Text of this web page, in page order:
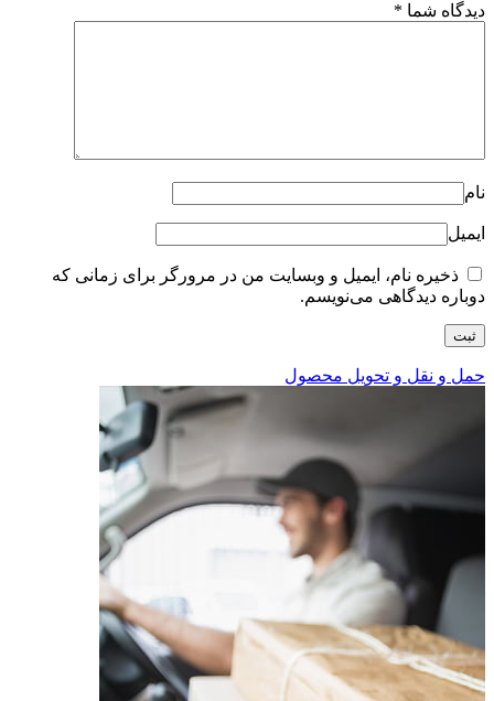
دیدگاه شما *
نام
ایمیل
ذخیره نام، ایمیل و وبسایت من در مرورگر برای زمانی که
دوباره دیدگاهی می‌نویسم.
حمل و نقل و تحویل محصول